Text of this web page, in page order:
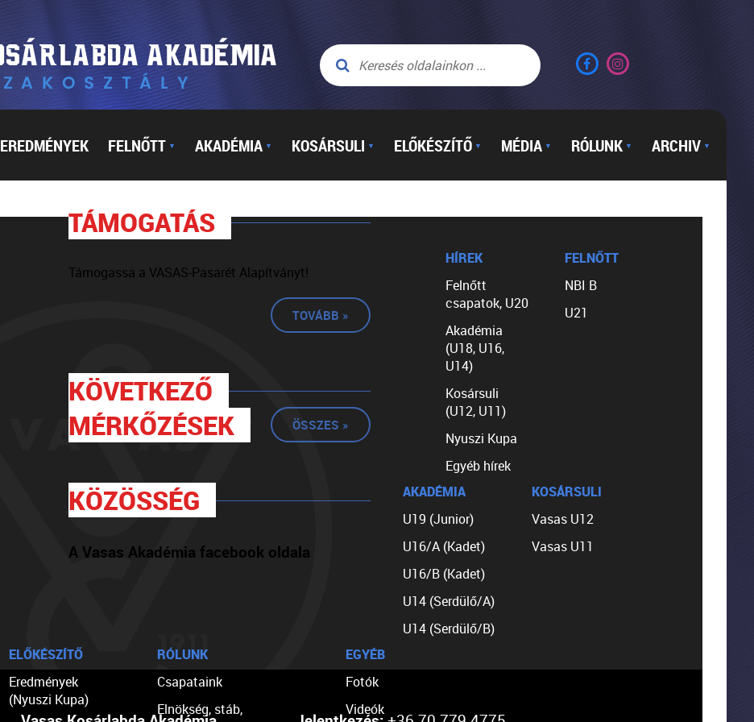
EREDMÉNYEK FELNŐTT ▼ AKADÉMIA ▼ KOSÁRSULI ▼ ELŐKÉSZÍTŐ ▼ MÉDIA ▼ RÓLUNK ▼ ARCHIV ▼
TÁMOGATÁS
Támogassa a VASAS-Pasarét Alapítványt!
TOVÁBB »
KÖVETKEZŐ
MÉRKŐZÉSEK
ÖSSZES »
KÖZÖSSÉG
A Vasas Akadémia facebook oldala
HÍREK
Felnőtt
csapatok, U20
Akadémia
(U18, U16,
U14)
Kosársuli
(U12, U11)
Nyuszi Kupa
Egyéb hírek
FELNŐTT
NBI B
U21
AKADÉMIA
U19 (Junior)
U16/A (Kadet)
U16/B (Kadet)
U14 (Serdülő/A)
U14 (Serdülő/B)
KOSÁRSULI
Vasas U12
Vasas U11
ELŐKÉSZÍTŐ
Eredmények
(Nyuszi Kupa)
RÓLUNK
Csapataink
Elnökség, stáb,
EGYÉB
Fotók
Videók